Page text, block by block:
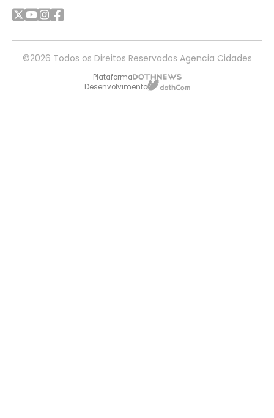
©2026 Todos os Direitos Reservados Agencia Cidades
Plataforma
Desenvolvimento